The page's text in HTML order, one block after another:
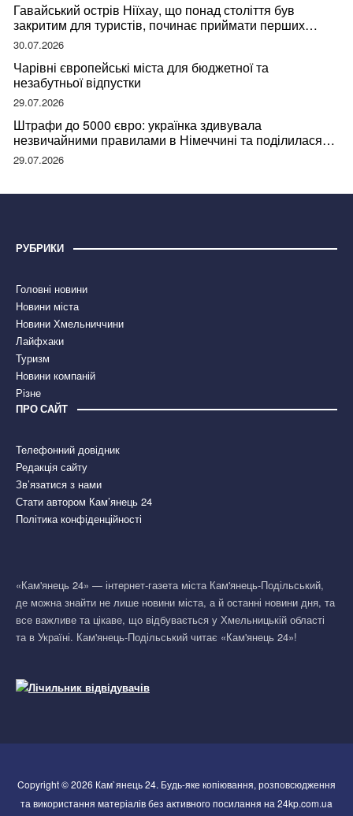
Гавайський острів Ніїхау, що понад століття був
закритим для туристів, починає приймати перших
відвідувачів
30.07.2026
Чарівні європейські міста для бюджетної та
незабутньої відпустки
29.07.2026
Штрафи до 5000 євро: українка здивувала
незвичайними правилами в Німеччині та поділилася
правдою
29.07.2026
РУБРИКИ
Головні новини
Новини міста
Новини Хмельниччини
Лайфхаки
Туризм
Новини компаній
Різне
ПРО САЙТ
Телефонний довідник
Редакція сайту
Зв’язатися з нами
Стати автором Кам’янець 24
Політика конфіденційності
«Кам'янець 24» — інтернет-газета міста Кам'янець-Подільський,
де можна знайти не лише новини міста, а й останні новини дня, та
все важливе та цікаве, що відбувається у Хмельницькій області
та в Україні. Кам'янець-Подільський читає «Кам'янець 24»!
Copyright © 2026 Кам`янець 24. Будь-яке копіювання, розповсюдження
та використання матеріалів без активного посилання на 24kp.com.ua